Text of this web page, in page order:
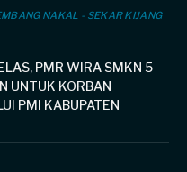
NAKAL - SEKAR KIJANG
PMR WIRA SMKN 5
UNTUK KORBAN
PMI KABUPATEN